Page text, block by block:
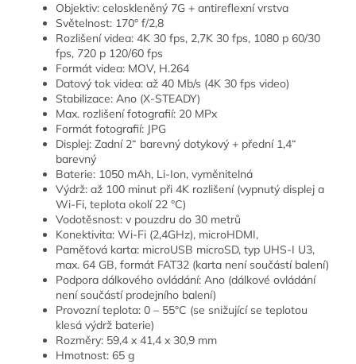
Objektiv: celoskleněný 7G + antireflexní vrstva
Světelnost: 170° f/2,8
Rozlišení videa: 4K 30 fps, 2,7K 30 fps, 1080 p 60/30
fps, 720 p 120/60 fps
Formát videa: MOV, H.264
Datový tok videa: až 40 Mb/s (4K 30 fps video)
Stabilizace: Ano (X-STEADY)
Max. rozlišení fotografií: 20 MPx
Formát fotografií: JPG
Displej: Zadní 2“ barevný dotykový + přední 1,4“
barevný
Baterie: 1050 mAh, Li-Ion, vyměnitelná
Výdrž: až 100 minut při 4K rozlišení (vypnutý displej a
Wi-Fi, teplota okolí 22 °C)
Vodotěsnost: v pouzdru do 30 metrů
Konektivita: Wi-Fi (2,4GHz), microHDMI,
Paměťová karta: microUSB microSD, typ UHS-I U3,
max. 64 GB, formát FAT32 (karta není součástí balení)
Podpora dálkového ovládání: Ano (dálkové ovládání
není součástí prodejního balení)
Provozní teplota: 0 – 55°C (se snižující se teplotou
klesá výdrž baterie)
Rozměry: 59,4 x 41,4 x 30,9 mm
Hmotnost: 65 g